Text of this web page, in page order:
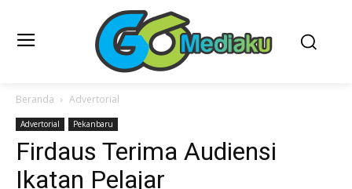
Beranda Advertorial
Advertorial Pekanbaru
Firdaus Terima Audiensi
Ikatan Pelajar